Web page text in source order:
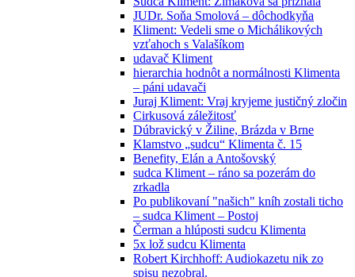
JUDr. Soňa Smolová – dôchodkyňa
Kliment: Vedeli sme o Michálikových
vzťahoch s Valašíkom
udavač Kliment
hierarchia hodnôt a normálnosti Klimenta
– páni udavači
Juraj Kliment: Vraj kryjeme justičný zločin
Cirkusová záležitosť
Dúbravický v Žiline, Brázda v Brne
Klamstvo „sudcu“ Klimenta č. 15
Benefity, Elán a Antošovský
sudca Kliment – ráno sa pozerám do
zrkadla
Po publikovaní "našich" kníh zostali ticho
– sudca Kliment – Postoj
Čerman a hlúposti sudcu Klimenta
5x lož sudcu Klimenta
Robert Kirchhoff: Audiokazetu nik zo
spisu nezobral.